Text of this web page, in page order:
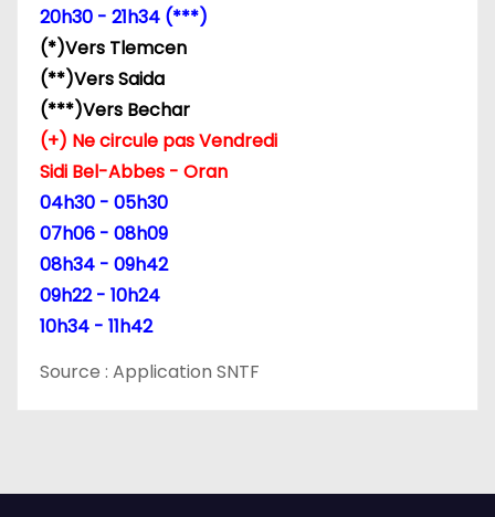
20h30 - 21h34 (***)
(*)Vers Tlemcen
(**)Vers Saida
(***)Vers Bechar
(+) Ne circule pas Vendredi
Sidi Bel-Abbes - Oran
04h30 - 05h30
07h06 - 08h09
08h34 - 09h42
09h22 - 10h24
10h34 - 11h42
Source : Application SNTF